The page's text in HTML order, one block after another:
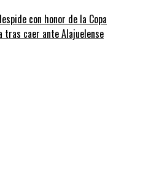
con honor de la Copa
tras caer ante Alajuelense